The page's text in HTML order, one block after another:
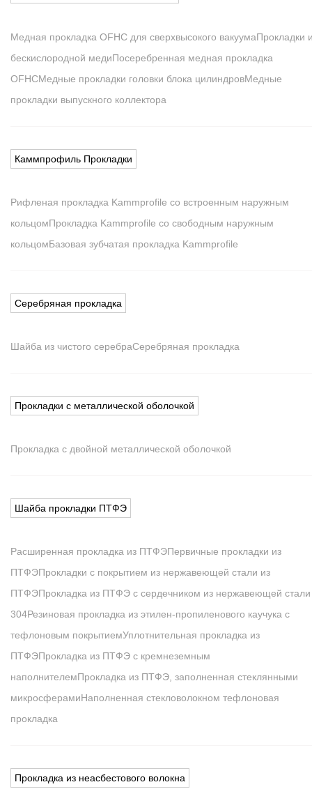
Медная прокладка OFHC для сверхвысокого вакуумаПрокладки
бескислородной медиПосеребренная медная прокладка
OFHCМедные прокладки головки блока цилиндровМедные
прокладки выпускного коллектора
Каммпрофиль Прокладки
Рифленая прокладка Kammprofile со встроенным наружным
кольцомПрокладка Kammprofile со свободным наружным
кольцомБазовая зубчатая прокладка Kammprofile
Серебряная прокладка
Шайба из чистого серебраСеребряная прокладка
Прокладки с металлической оболочкой
Прокладка с двойной металлической оболочкой
Шайба прокладки ПТФЭ
Расширенная прокладка из ПТФЭПервичные прокладки из
ПТФЭПрокладки с покрытием из нержавеющей стали из
ПТФЭПрокладка из ПТФЭ с сердечником из нержавеющей стали
304Резиновая прокладка из этилен-пропиленового каучука с
тефлоновым покрытиемУплотнительная прокладка из
ПТФЭПрокладка из ПТФЭ с кремнеземным
наполнителемПрокладка из ПТФЭ, заполненная стеклянными
микросферамиНаполненная стекловолокном тефлоновая
прокладка
Прокладка из неасбестового волокна